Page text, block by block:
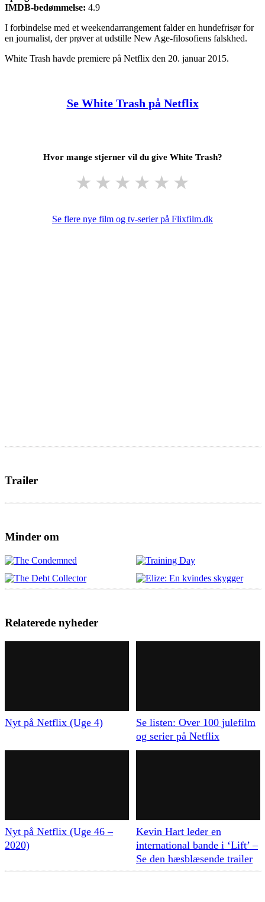
IMDB-bedømmelse: 4.9
I forbindelse med et weekendarrangement falder en hundefrisør for
en journalist, der prøver at udstille New Age-filosofiens falskhed.
White Trash havde premiere på Netflix den 20. januar 2015.
Se White Trash på Netflix
Hvor mange stjerner vil du give White Trash?
★ ★ ★ ★ ★ ★
Se flere nye film og tv-serier på Flixfilm.dk
Trailer
Minder om
Relaterede nyheder
Nyt på Netflix (Uge 4)
Se listen: Over 100 julefilm
og serier på Netflix
Nyt på Netflix (Uge 46 –
2020)
Kevin Hart leder en
international bande i ‘Lift’ –
Se den hæsblæsende trailer